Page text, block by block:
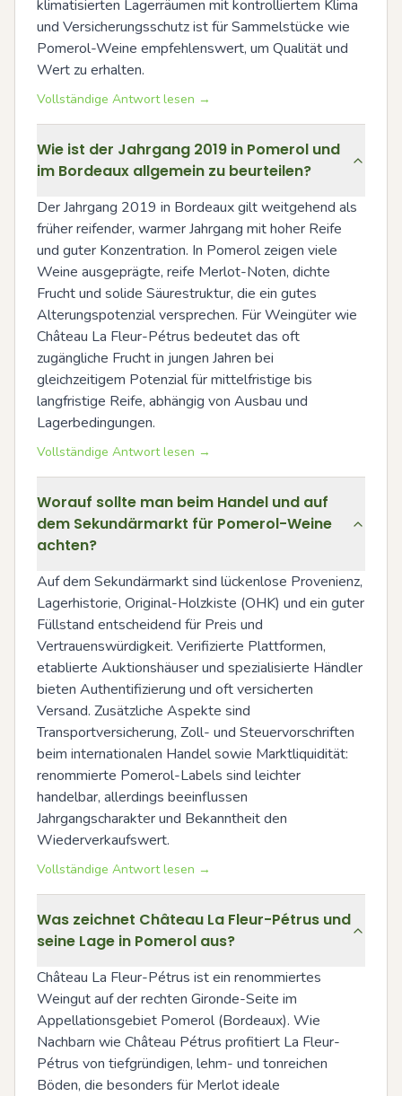
klimatisierten Lagerräumen mit kontrolliertem Klima
und Versicherungsschutz ist für Sammelstücke wie
Pomerol-Weine empfehlenswert, um Qualität und
Wert zu erhalten.
Vollständige Antwort lesen →
Wie ist der Jahrgang 2019 in Pomerol und
im Bordeaux allgemein zu beurteilen?
Der Jahrgang 2019 in Bordeaux gilt weitgehend als
früher reifender, warmer Jahrgang mit hoher Reife
und guter Konzentration. In Pomerol zeigen viele
Weine ausgeprägte, reife Merlot-Noten, dichte
Frucht und solide Säurestruktur, die ein gutes
Alterungspotenzial versprechen. Für Weingüter wie
Château La Fleur-Pétrus bedeutet das oft
zugängliche Frucht in jungen Jahren bei
gleichzeitigem Potenzial für mittelfristige bis
langfristige Reife, abhängig von Ausbau und
Lagerbedingungen.
Vollständige Antwort lesen →
Worauf sollte man beim Handel und auf
dem Sekundärmarkt für Pomerol-Weine
achten?
Auf dem Sekundärmarkt sind lückenlose Provenienz,
Lagerhistorie, Original-Holzkiste (OHK) und ein guter
Füllstand entscheidend für Preis und
Vertrauenswürdigkeit. Verifizierte Plattformen,
etablierte Auktionshäuser und spezialisierte Händler
bieten Authentifizierung und oft versicherten
Versand. Zusätzliche Aspekte sind
Transportversicherung, Zoll- und Steuervorschriften
beim internationalen Handel sowie Marktliquidität:
renommierte Pomerol-Labels sind leichter
handelbar, allerdings beeinflussen
Jahrgangscharakter und Bekanntheit den
Wiederverkaufswert.
Vollständige Antwort lesen →
Was zeichnet Château La Fleur-Pétrus und
seine Lage in Pomerol aus?
Château La Fleur-Pétrus ist ein renommiertes
Weingut auf der rechten Gironde-Seite im
Appellationsgebiet Pomerol (Bordeaux). Wie
Nachbarn wie Château Pétrus profitiert La Fleur-
Pétrus von tiefgründigen, lehm- und tonreichen
Böden, die besonders für Merlot ideale